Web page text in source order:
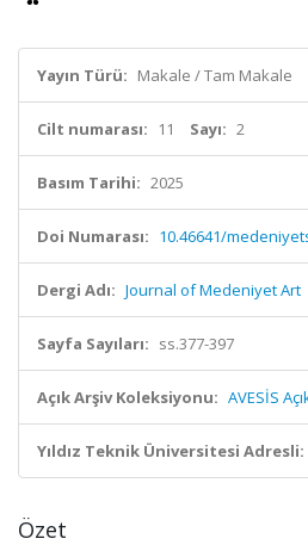
Yayın Türü: Makale / Tam Makale
Cilt numarası: 11 Sayı: 2
Basım Tarihi: 2025
Doi Numarası: 10.46641/
Dergi Adı: Journal of Medeniyet Art
Sayfa Sayıları: ss.377-397
Açık Arşiv Koleksiyonu: AVESİS
Yıldız Teknik Üniversitesi Adresli:
Özet